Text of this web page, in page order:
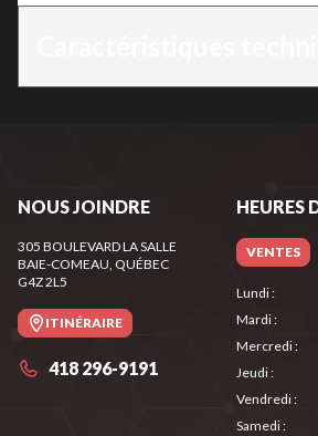
NOUS JOINDRE
305 BOULEVARD LA SALLE
BAIE-COMEAU, QUÉBEC
G4Z 2L5
ITINÉRAIRE
418 296-9191
HEURES
VENTES
Lundi:
Mardi:
Mercredi:
Jeudi:
Vendredi:
Samedi: